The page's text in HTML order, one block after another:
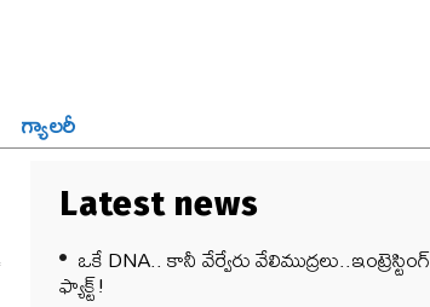
గ్యాలరీ
Latest news
ఒకే DNA.. కానీ వేర్వేరు వేలిముద్రలు..ఇంట్రెస్టింగ్
ఫ్యాక్ట్!